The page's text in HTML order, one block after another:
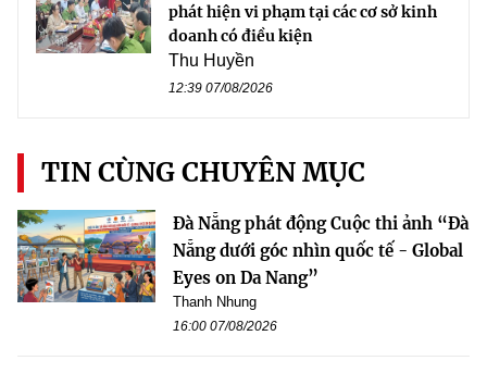
phát hiện vi phạm tại các cơ sở kinh
doanh có điều kiện
Thu Huyền
12:39 07/08/2026
TIN CÙNG CHUYÊN MỤC
Đà Nẵng phát động Cuộc thi ảnh “Đà
Nẵng dưới góc nhìn quốc tế - Global
Eyes on Da Nang”
Thanh Nhung
16:00 07/08/2026